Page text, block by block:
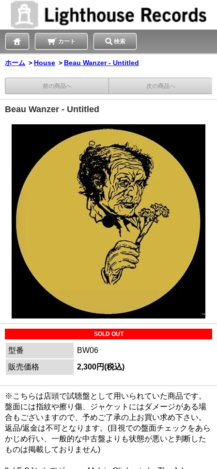
カート 検索
ホーム ＞ House ＞ Beau Wanzer - Untitled
前の商品へ 次の商品へ
Beau Wanzer - Untitled
SOLD OUT
型番
BW06
販売価格
2,300円(税込)
※こちらは店頭で試聴盤として用いられていた商品です。
盤面には指紋や擦り傷、ジャケットにはダメージがある場
合もございますので、予めご了承の上お買い求め下さい。
返品/返金は不可となります。(目視での盤面チェックをあら
かじめ行い、一般的な中古盤よりも状態が悪いと判断した
ものは掲載しておりません)